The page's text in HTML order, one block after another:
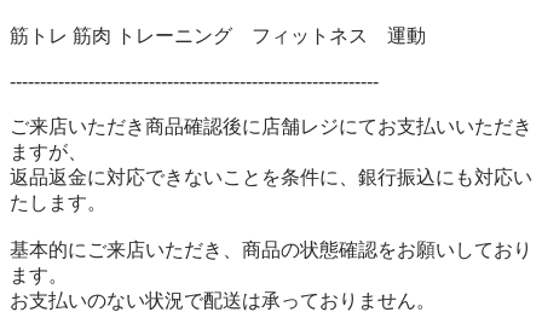
筋トレ 筋肉 トレーニング　フィットネス　運動
-------------------------------------------------------------
ご来店いただき商品確認後に店舗レジにてお支払いいただき
ますが、
返品返金に対応できないことを条件に、銀行振込にも対応い
たします。
基本的にご来店いただき、商品の状態確認をお願いしており
ます。
お支払いのない状況で配送は承っておりません。